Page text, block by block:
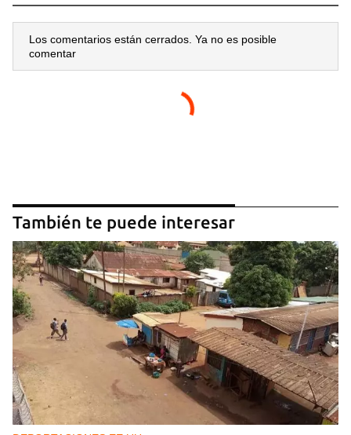
Los comentarios están cerrados. Ya no es posible
comentar
También te puede interesar